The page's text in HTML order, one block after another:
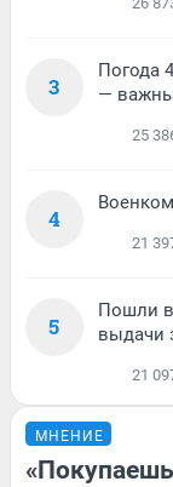
3
Погода
—
25
4
21
5
Пошли в
выдачи
21
МНЕНИЕ